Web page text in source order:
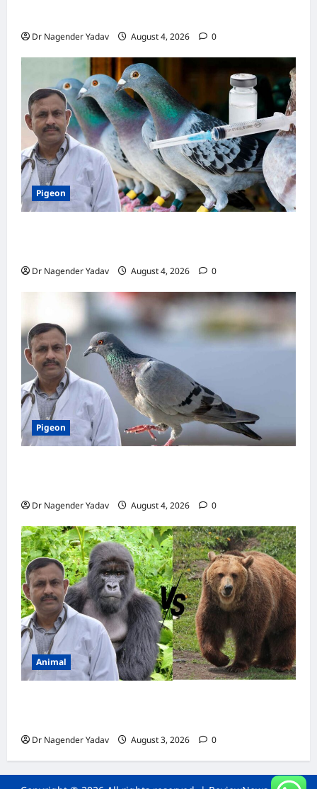
Dr Nagender Yadav August 4, 2026 0
Pigeon
Dr Nagender Yadav August 4, 2026 0
Pigeon
Dr Nagender Yadav August 4, 2026 0
Animal
Dr Nagender Yadav August 3, 2026 0